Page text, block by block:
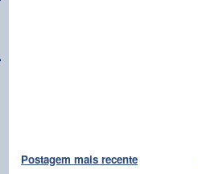
Postagem mais recente